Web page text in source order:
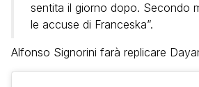
sentita il giorno dopo. Secondo
le accuse di Franceska”.
Alfonso Signorini farà replicare